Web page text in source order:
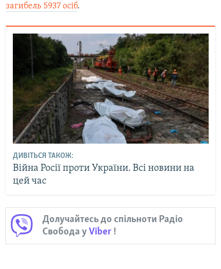
загибель 5937 осіб.
ДИВІТЬСЯ ТАКОЖ:
Війна Росії проти України. Всі новини на
цей час
Долучайтесь до спільноти Радіо
Свобода уViber !